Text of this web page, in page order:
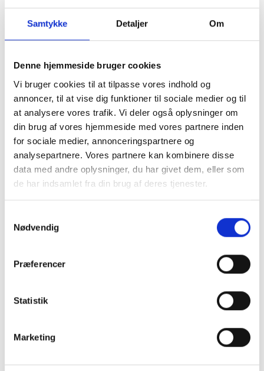
Samtykke Detaljer Om
Denne hjemmeside bruger cookies
Vi bruger cookies til at tilpasse vores indhold og
annoncer, til at vise dig funktioner til sociale medier og til
at analysere vores trafik. Vi deler også oplysninger om
din brug af vores hjemmeside med vores partnere inden
for sociale medier, annonceringspartnere og
analysepartnere. Vores partnere kan kombinere disse
data med andre oplysninger, du har givet dem, eller som
de har indsamlet fra din brug af deres tjenester.
Nødvendig
Præferencer
Statistik
Marketing